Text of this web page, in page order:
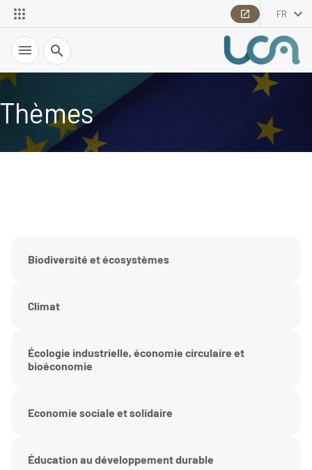
FR
Recherche
Thèmes
Biodiversité et écosystèmes
Climat
Écologie industrielle, économie circulaire et
bioéconomie
Economie sociale et solidaire
Éducation au développement durable